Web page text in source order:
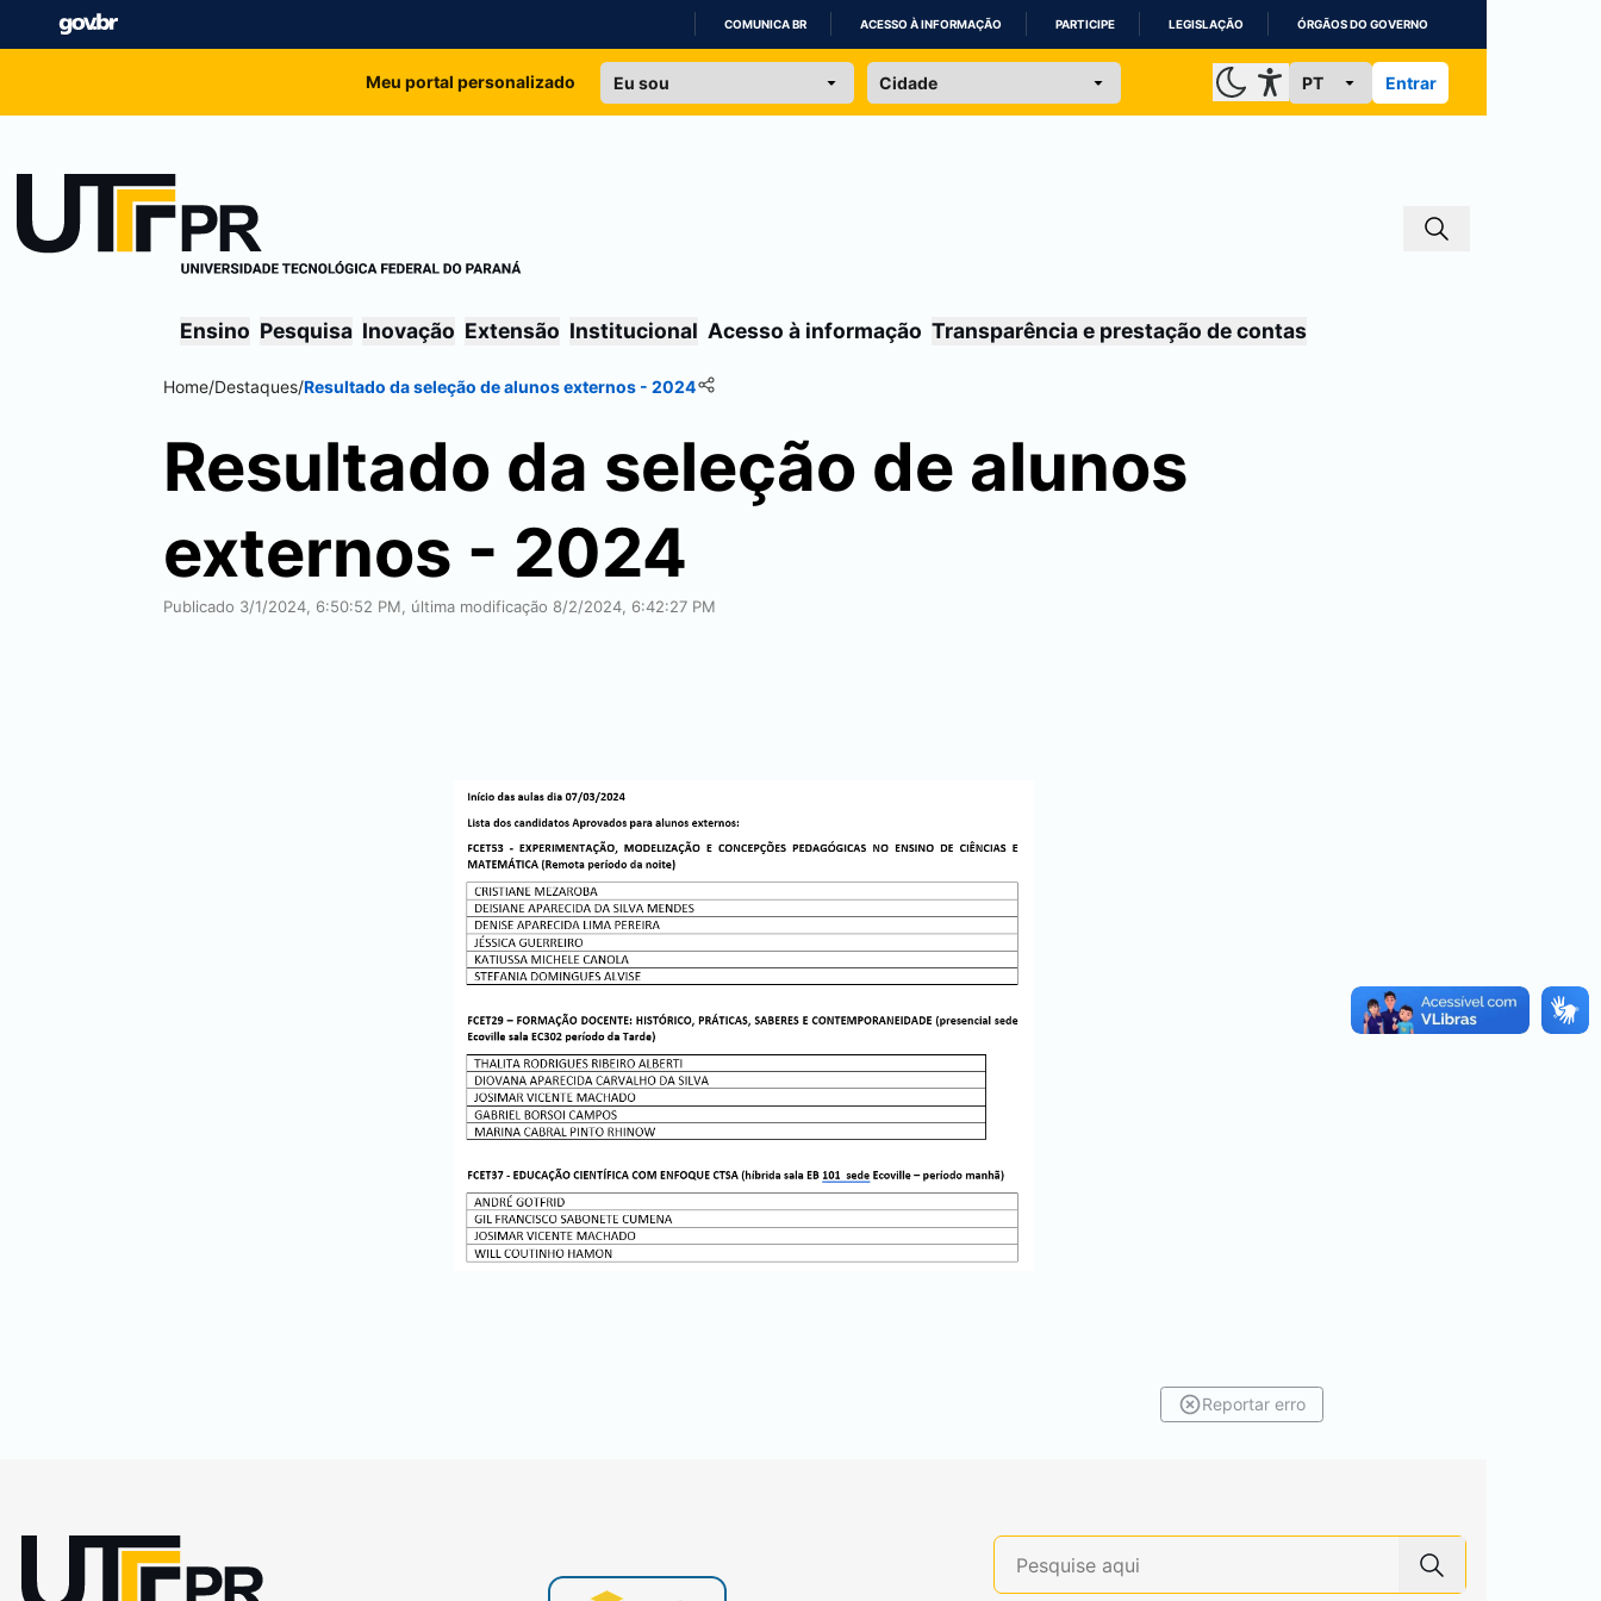
IR
COMUNICA BR ACESSO À INFORMAÇÃO PARTICIPE LEGISLAÇÃO ÓRGÃOS DO GOVERNO
Meu portal personalizado Entrar
Ensino Pesquisa Inovação Extensão Institucional Acesso à informação Transparência e prestação de contas
Home/Destaques/Resultado da seleção de alunos externos - 2024
Resultado da seleção de alunos
externos - 2024
Publicado 3/1/2024, 6:50:52 PM, última modificação 8/2/2024, 6:42:27 PM
Reportar erro